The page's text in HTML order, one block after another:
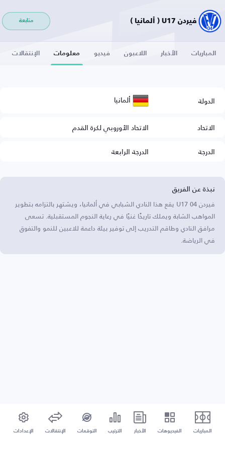
فيردن U17 ( ألمانيا ) متابعة
المباريات الأخبار اللاعبون فيديو معلومات الإنتقالات
الدولة ألمانيا
الاتحاد
الاتحاد الأوروبي لكرة القدم
الدرجة
الدرجة الرابعة
نبذة عن الفريق
فيردن 04 U17 يقع هذا النادي الشبابي في ألمانيا، ويشتهر بالتزامه بتطوير
المواهب الشابة ويملك تاريخًا غنيًا في رعاية النجوم المستقبلية. تسعى
مرافق النادي وطاقم التدريب إلى توفير بيئة داعمة للاعبين للنمو والتفوق
في الرياضة.
المباريات الفيديوهات الأخبار الترتيب التوقعات الإنتقالات الإعدادات